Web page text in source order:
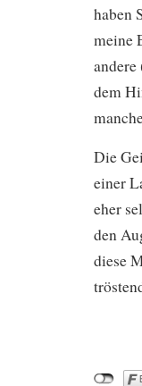
haben
meine
dem
Die
einer
eher
den
diese